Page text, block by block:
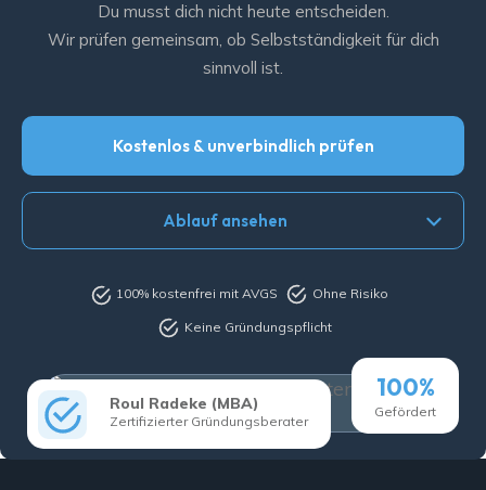
Du musst dich nicht heute entscheiden.
Wir prüfen gemeinsam, ob Selbstständigkeit für dich
sinnvoll ist.
Kostenlos & unverbindlich prüfen
Ablauf ansehen
Keine Gründungspflicht
Ohne Risiko
100% kostenfrei mit AVGS
100%
Gefördert
Roul Radeke (MBA)
Zertifizierter Gründungsberater